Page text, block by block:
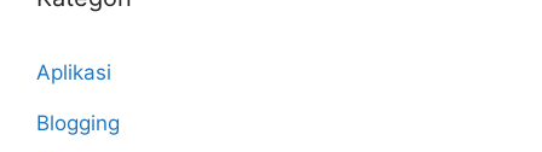
Aplikasi
Blogging